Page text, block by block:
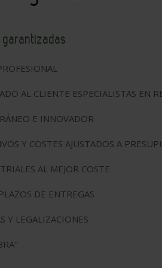
AL CLIENTE ESPECIALISTAS EN
E INNOVADOR
Y COSTES AJUSTADOS A
AL MEJOR COSTE
DE ENTREGAS
Y LEGALIZACIONES